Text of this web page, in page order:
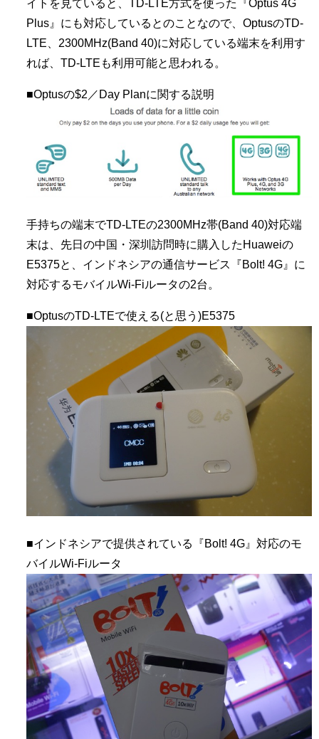
イトを見ていると、TD-LTE方式を使った『Optus 4G
Plus』にも対応しているとのことなので、OptusのTD-
LTE、2300MHz(Band 40)に対応している端末を利用す
れば、TD-LTEも利用可能と思われる。
■Optusの$2／Day Planに関する説明
手持ちの端末でTD-LTEの2300MHz帯(Band 40)対応端
末は、先日の中国・深圳訪問時に購入したHuaweiの
E5375と、インドネシアの通信サービス『Bolt! 4G』に
対応するモバイルWi-Fiルータの2台。
■OptusのTD-LTEで使える(と思う)E5375
■インドネシアで提供されている『Bolt! 4G』対応のモ
バイルWi-Fiルータ